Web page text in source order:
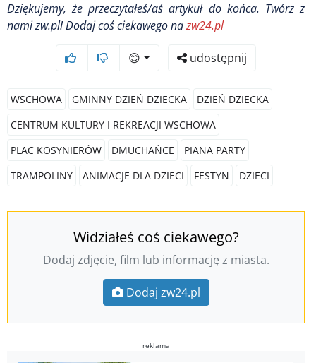
Dziękujemy, że przeczytałeś/aś artykuł do końca. Twórz z
nami zw.pl! Dodaj coś ciekawego nazw24.pl
😊 udostępnij
WSCHOWA GMINNY DZIEŃ DZIECKA
DZIEŃ DZIECKA
CENTRUM KULTURY I REKREACJI WSCHOWA
PLAC KOSYNIERÓW
DMUCHAŃCE
PIANA PARTY
TRAMPOLINY
ANIMACJE DLA DZIECI FESTYN DZIECI
Widziałeś coś ciekawego?
Dodaj zdjęcie, film lub informację z miasta.
Dodaj zw24.pl
reklama